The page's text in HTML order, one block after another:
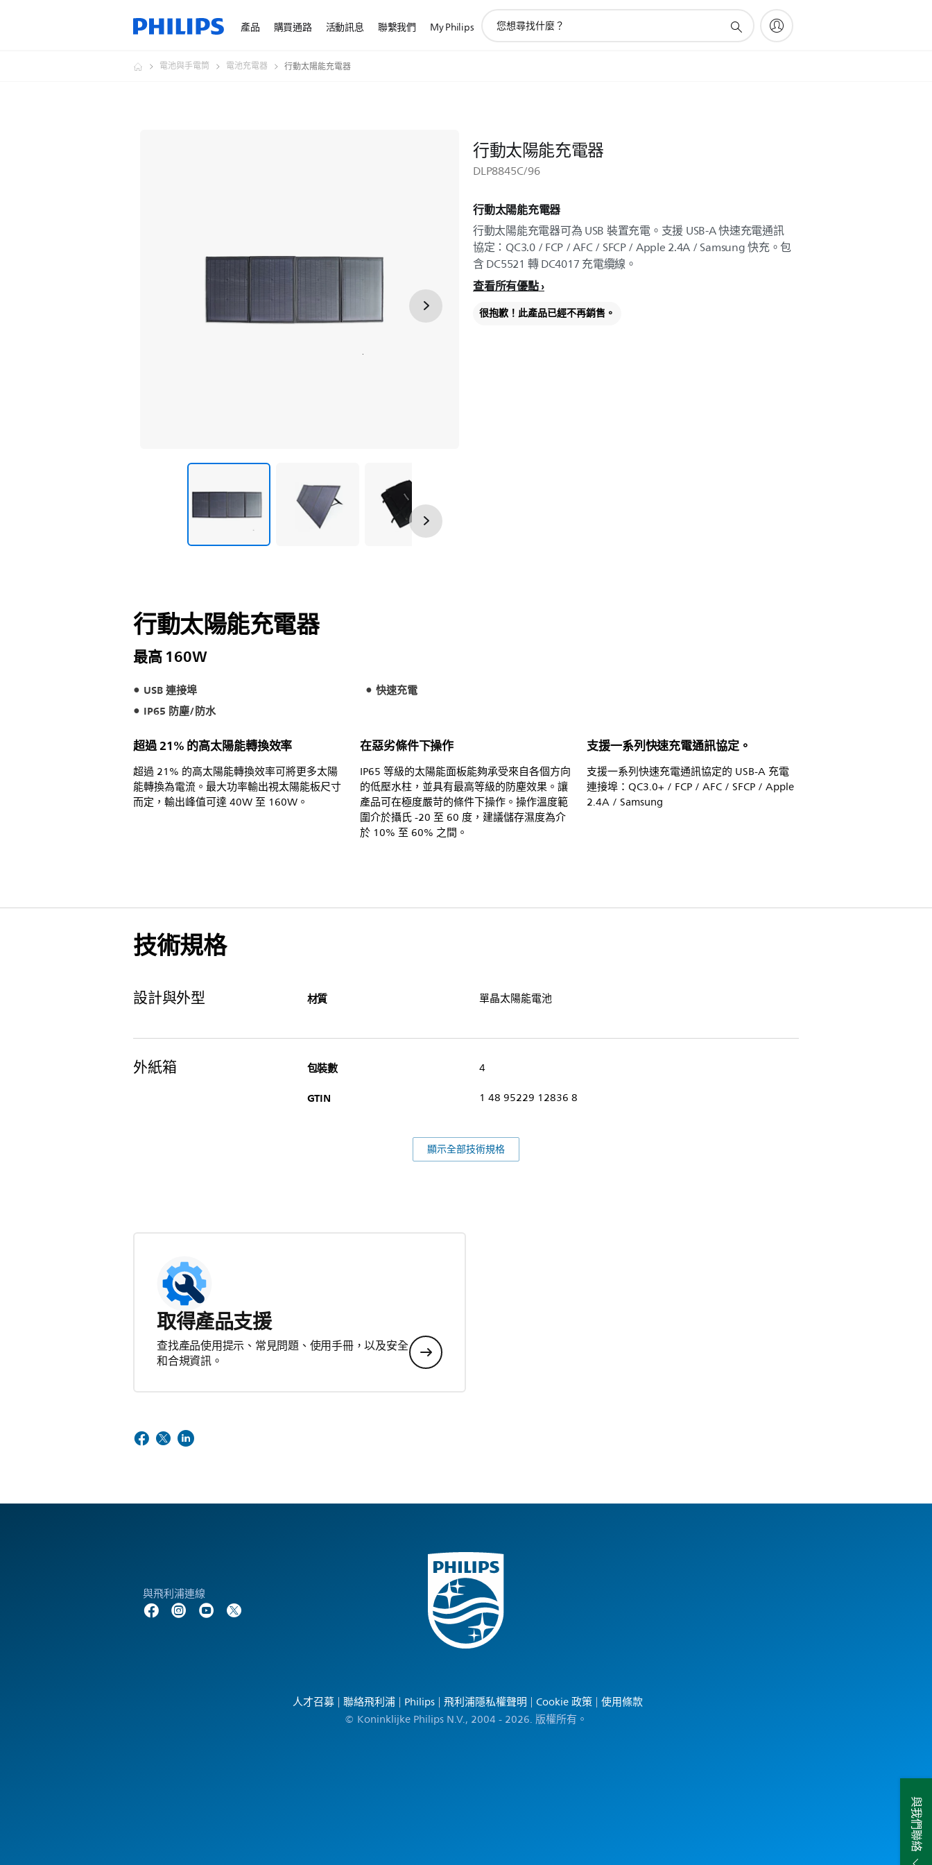
產品 購買通路 活動訊息 聯繫我們 My Philips
電池與手電筒 電池充電器 行動太陽能充電器
行動太陽能充電器
DLP8845C/96
行動太陽能充電器
行動太陽能充電器可為 USB 裝置充電。支援 USB-A 快速充電通訊
協定：QC3.0 / FCP / AFC / SFCP / Apple 2.4A / Samsung 快充。包
含 DC5521 轉 DC4017 充電纜線。
查看所有優點
很抱歉！此產品已經不再銷售。
行動太陽能充電器
最高 160W
USB 連接埠
快速充電
IP65 防塵/防水
超過 21% 的高太陽能轉換效率
超過 21% 的高太陽能轉換效率可將更多太陽
能轉換為電流。最大功率輸出視太陽能板尺寸
而定，輸出峰值可達 40W 至 160W。
在惡劣條件下操作
IP65 等級的太陽能面板能夠承受來自各個方向
的低壓水柱，並具有最高等級的防塵效果。讓
產品可在極度嚴苛的條件下操作。操作溫度範
圍介於攝氏 -20 至 60 度，建議儲存濕度為介
於 10% 至 60% 之間。
支援一系列快速充電通訊協定。
支援一系列快速充電通訊協定的 USB-A 充電
連接埠：QC3.0+ / FCP / AFC / SFCP / Apple
2.4A / Samsung
技術規格
設計與外型 材質 單晶太陽能電池
外紙箱 包裝數 4
GTIN 1 48 95229 12836 8
顯示全部技術規格
取得產品支援
查找產品使用提示、常見問題、使用手冊，以及安全
和合規資訊。
與我們聯絡
與飛利浦連線
人才召募 聯絡飛利浦 Philips 飛利浦隱私權聲明 Cookie 政策 使用條款
© Koninklijke Philips N.V., 2004 - 2026. 版權所有。